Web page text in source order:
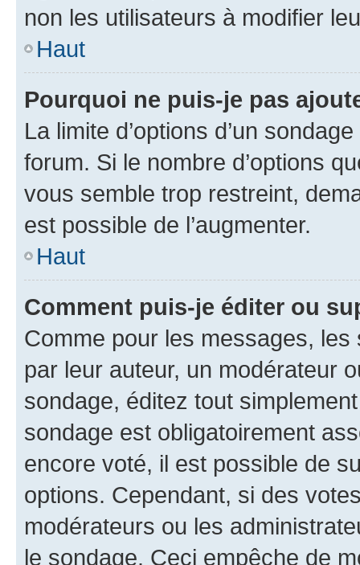
non les utilisateurs à modifier
Haut
Pourquoi ne puis-je pas
La limite d’options d’un
forum. Si le nombre d’options
vous semble trop restreint,
est possible de l’augmenter.
Haut
Comment puis-je éditer ou
Comme pour les messages,
par leur auteur, un modérateur
sondage, éditez tout
sondage est obligatoirement
encore voté, il est possible de
options. Cependant, si des
modérateurs ou les
le sondage. Ceci empêche de